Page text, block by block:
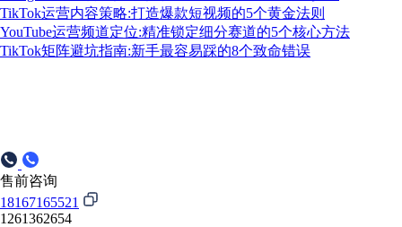
TikTok运营内容策略:打造爆款短视频的5个黄金法则
YouTube运营频道定位:精准锁定细分赛道的5个核心方法
TikTok矩阵避坑指南:新手最容易踩的8个致命错误
售前咨询
18167165521
1261362654